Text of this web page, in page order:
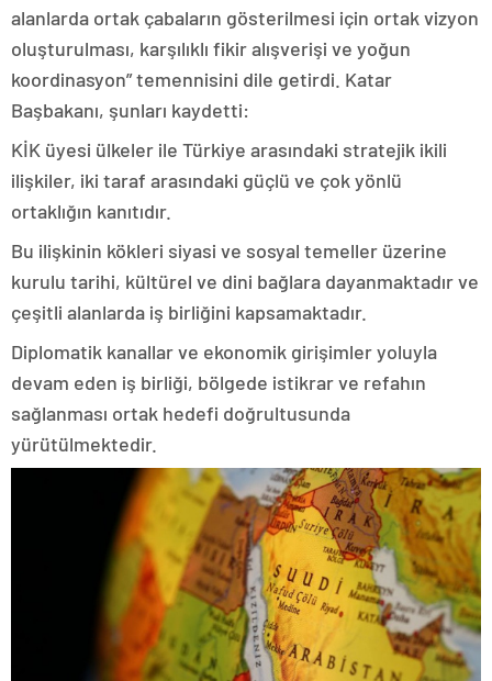
alanlarda ortak çabaların gösterilmesi için ortak vizyon
oluşturulması, karşılıklı fikir alışverişi ve yoğun
koordinasyon” temennisini dile getirdi. Katar
Başbakanı, şunları kaydetti:
KİK üyesi ülkeler ile Türkiye arasındaki stratejik ikili
ilişkiler, iki taraf arasındaki güçlü ve çok yönlü
ortaklığın kanıtıdır.
Bu ilişkinin kökleri siyasi ve sosyal temeller üzerine
kurulu tarihi, kültürel ve dini bağlara dayanmaktadır ve
çeşitli alanlarda iş birliğini kapsamaktadır.
Diplomatik kanallar ve ekonomik girişimler yoluyla
devam eden iş birliği, bölgede istikrar ve refahın
sağlanması ortak hedefi doğrultusunda
yürütülmektedir.